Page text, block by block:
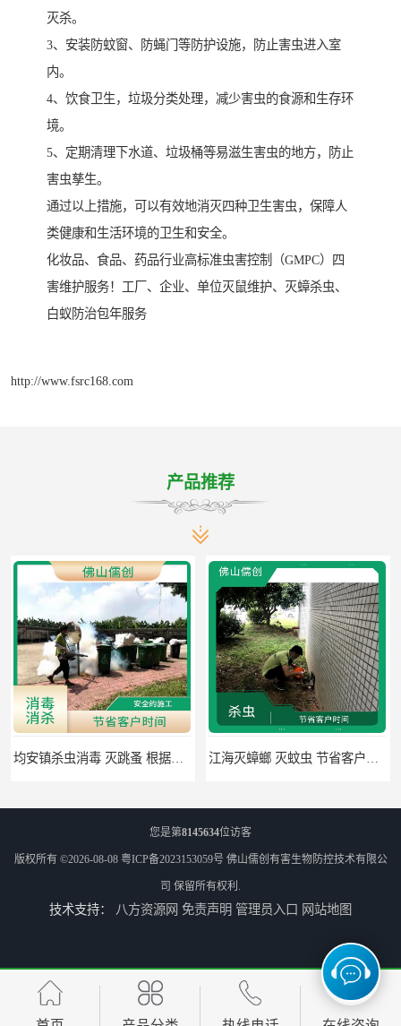
灭杀。
3、安装防蚊窗、防蝇门等防护设施，防止害虫进入室
内。
4、饮食卫生，垃圾分类处理，减少害虫的食源和生存环
境。
5、定期清理下水道、垃圾桶等易滋生害虫的地方，防止
害虫孳生。
通过以上措施，可以有效地消灭四种卫生害虫，保障人
类健康和生活环境的卫生和安全。
化妆品、食品、药品行业高标准虫害控制（GMPC）四
害维护服务！工厂、企业、单位灭鼠维护、灭蟑杀虫、
白蚁防治包年服务
http://www.fsrc168.com
产品推荐
佛山灭白蚁 害虫防治 可定期检查
您是第8145634位访客
版权所有 ©2026-08-08 粤ICP备2023153059号 佛山儒创有害生物防控技术有限公
司 保留所有权利.
技术支持： 八方资源网 免责声明 管理员入口 网站地图